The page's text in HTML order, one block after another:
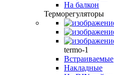
На балкон
Терморегуляторы
termo-1
Встраиваемые
Накладные